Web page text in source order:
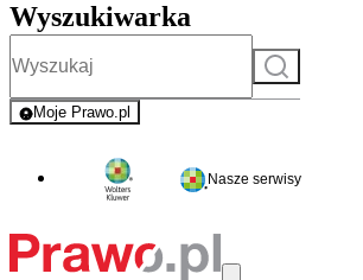
Wyszukiwarka
Szukaj
Moje Prawo.pl
- rejestracja i logowanie do serwisu
Nasze serwisy